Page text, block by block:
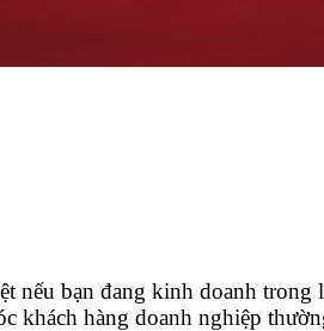
nếu bạn đang kinh doanh
khách hàng doanh nghiệp